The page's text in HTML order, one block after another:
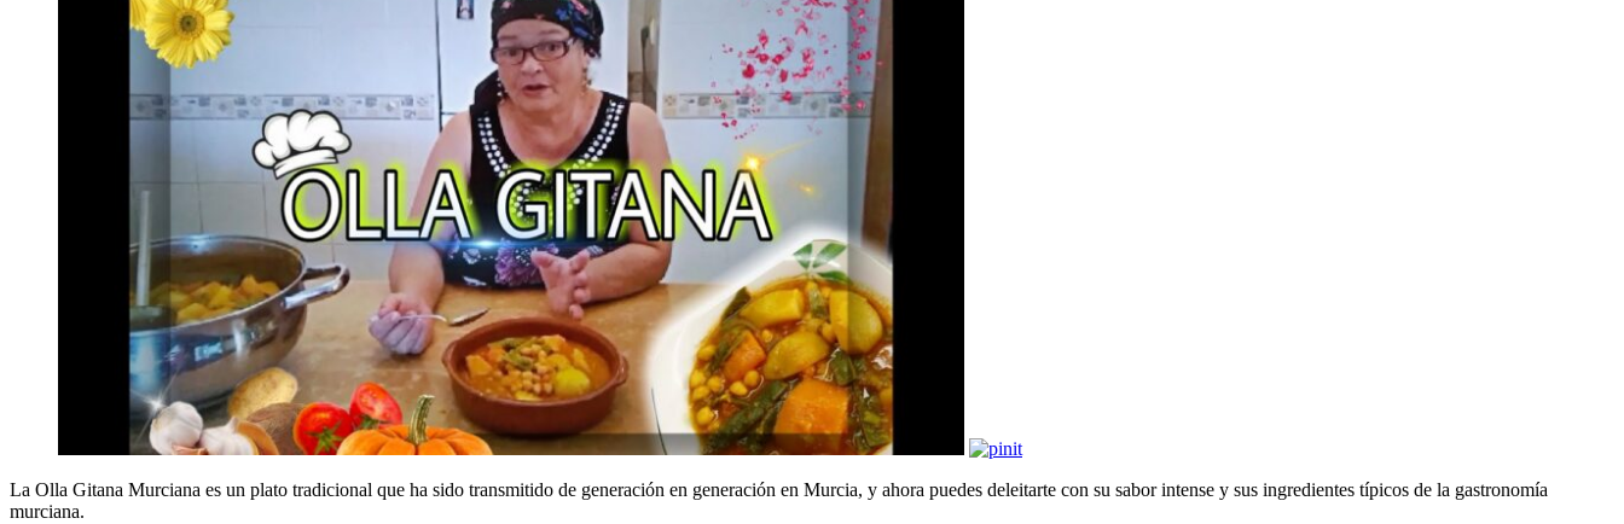
La Olla Gitana Murciana es un plato tradicional que ha sido transmitido de generación en generación en Murcia, y ahora puedes deleitarte con su sabor intense y sus ingredientes típicos de la gastronomía
murciana.